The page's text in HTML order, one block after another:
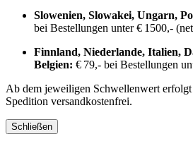
Slowenien, Slowakei, Ungarn,
bei Bestellungen unter € 1500,-
Finnland, Niederlande, Italien,
Belgien: € 79,- bei Bestellungen
Ab dem jeweiligen Schwellenwert
Spedition versandkostenfrei.
Schließen